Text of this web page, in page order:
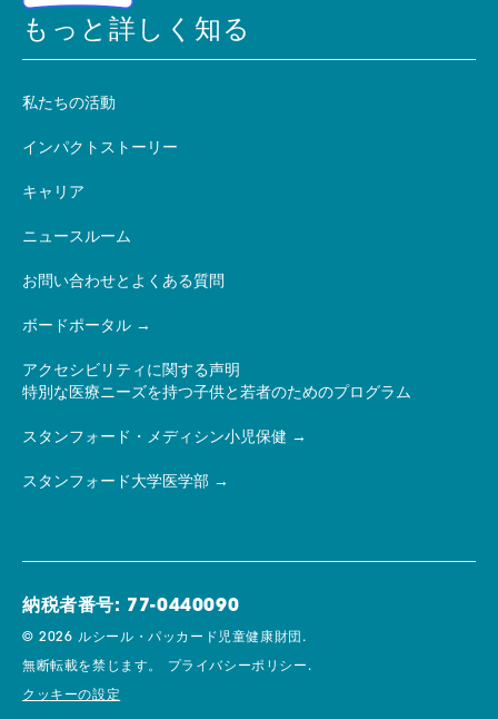
もっと詳しく知る
私たちの活動
インパクトストーリー
キャリア
ニュースルーム
お問い合わせとよくある質問
ボードポータル
アクセシビリティに関する声明
特別な医療ニーズを持つ子供と若者のためのプログラム
スタンフォード・メディシン小児保健
スタンフォード大学医学部
納税者番号: 77-0440090
© 2026 ルシール・パッカード児童健康財団.
無断転載を禁じます。 プライバシーポリシー.
クッキーの設定